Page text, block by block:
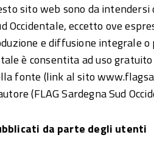
sito web sono da
Occidentale, eccetto ove
e diffusione integrale o
è consentita ad uso
fonte (link al sito
(FLAG Sardegna Sud
da parte degli utenti